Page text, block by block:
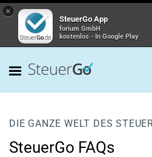
×
SteuerGo App
forium GmbH
kostenlos - In Google Play
DIE GANZE WELT DES
SteuerGo FAQs